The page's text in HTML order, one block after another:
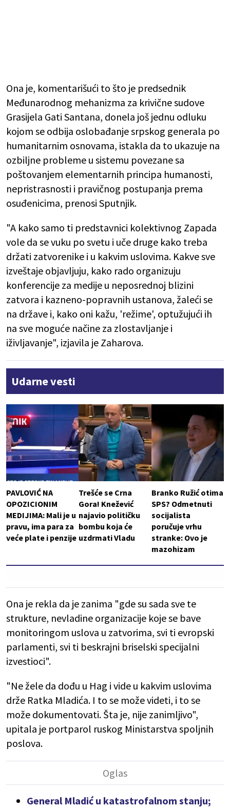
Ona je, komentarišući to što je predsednik
Međunarodnog mehanizma za krivične sudove
Grasijela Gati Santana, donela još jednu odluku
kojom se odbija oslobađanje srpskog generala po
humanitarnim osnovama, istakla da to ukazuje na
ozbiljne probleme u sistemu povezane sa
poštovanjem elementarnih principa humanosti,
nepristrasnosti i pravičnog postupanja prema
osuđenicima, prenosi Sputnjik.
"A kako samo ti predstavnici kolektivnog Zapada
vole da se vuku po svetu i uče druge kako treba
držati zatvorenike i u kakvim uslovima. Kakve sve
izveštaje objavljuju, kako rado organizuju
konferencije za medije u neposrednoj blizini
zatvora i kazneno-popravnih ustanova, žaleći se
na države i, kako oni kažu, 'režime', optužujući ih
na sve moguće načine za zlostavljanje i
iživljavanje", izjavila je Zaharova.
Udarne vesti
PAVLOVIĆ NA
OPOZICIONIM
MEDIJIMA: Mali je u
pravu, ima para za
veće plate i penzije
Trešće se Crna
Gora! Knežević
najavio političku
bombu koja će
uzdrmati Vladu
Branko Ružić otima
SPS? Odmetnuti
socijalista
poručuje vrhu
stranke: Ovo je
mazohizam
Ona je rekla da je zanima "gde su sada sve te
strukture, nevladine organizacije koje se bave
monitoringom uslova u zatvorima, svi ti evropski
parlamenti, svi ti beskrajni briselski specijalni
izvestioci".
"Ne žele da dođu u Hag i vide u kakvim uslovima
drže Ratka Mladića. I to se može videti, i to se
može dokumentovati. Šta je, nije zanimljivo",
upitala je portparol ruskog Ministarstva spoljnih
poslova.
General Mladić u katastrofalnom stanju;